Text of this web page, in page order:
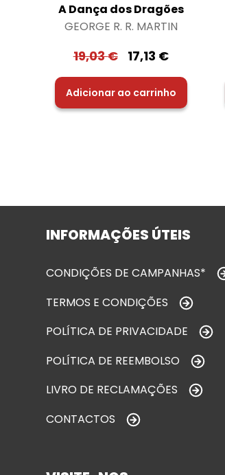
A Dança dos Dragões
GEORGE R. R. MARTIN
19,03€ 17,13 €
Adicionar ao carrinho
INFORMAÇÕES ÚTEIS
CONDIÇÕES DE CAMPANHAS*
TERMOS E CONDIÇÕES
POLÍTICA DE PRIVACIDADE
POLÍTICA DE REEMBOLSO
LIVRO DE RECLAMAÇÕES
CONTACTOS